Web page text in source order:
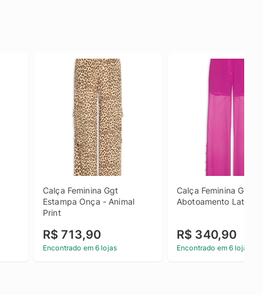
Calça Feminina Ggt
Estampa Onça - Animal
Print
R$ 713,90
Encontrado em 6 lojas
Calça Feminina Ggt
Abotoamento Lateral
R$ 340,90
Encontrado em 6 lojas